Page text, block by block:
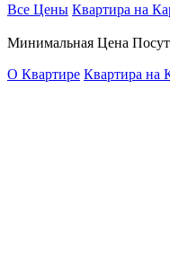
Все Цены Квартира на
Минимальная Цена
О Квартире Квартира на